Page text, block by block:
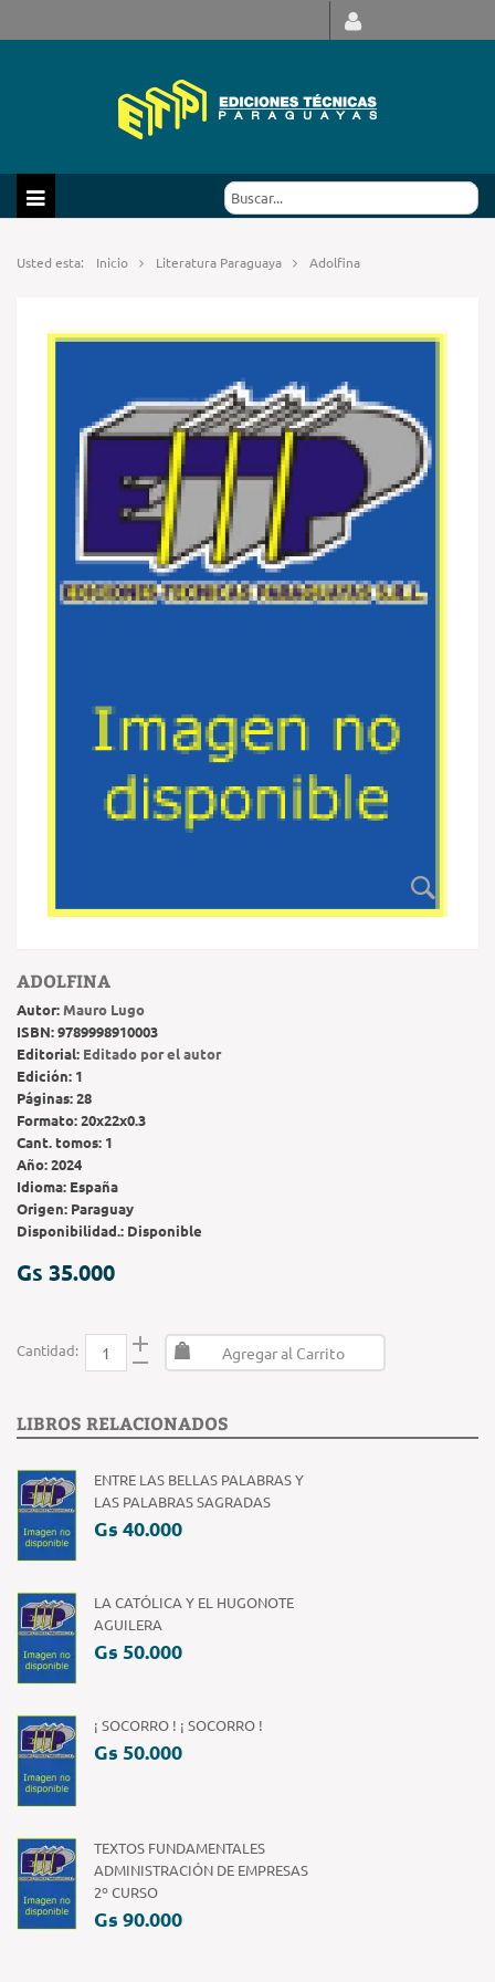
Usted esta: Inicio Literatura Paraguaya Adolfina
ADOLFINA
Autor: Mauro Lugo
ISBN:9789998910003
Editorial: Editado por el autor
Edición: 1
Páginas:28
Formato:20x22x0.3
Cant. tomos: 1
Año:2024
Idioma: España
Origen: Paraguay
Disponibilidad.: Disponible
Gs 35.000
Cantidad: Agregar al Carrito
LIBROS RELACIONADOS
ENTRE LAS BELLAS PALABRAS Y
LAS PALABRAS SAGRADAS
Gs 40.000
LA CATÓLICA Y EL HUGONOTE
AGUILERA
Gs 50.000
¡ SOCORRO ! ¡ SOCORRO !
Gs 50.000
TEXTOS FUNDAMENTALES
ADMINISTRACIÓN DE EMPRESAS
2º CURSO
Gs 90.000